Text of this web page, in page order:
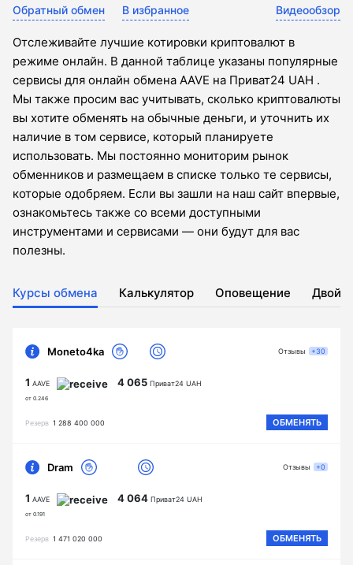
Обратный обмен В избранное Видеообзор
Отслеживайте лучшие котировки криптовалют в
режиме онлайн. В данной таблице указаны популярные
сервисы для онлайн обмена AAVE на Приват24 UAH .
Мы также просим вас учитывать, сколько криптовалюты
вы хотите обменять на обычные деньги, и уточнить их
наличие в том сервисе, который планируете
использовать. Мы постоянно мониторим рынок
обменников и размещаем в списке только те сервисы,
которые одобряем. Если вы зашли на наш сайт впервые,
ознакомьтесь также со всеми доступными
инструментами и сервисами — они будут для вас
полезны.
Курсы обмена Калькулятор Оповещение
Moneto4ka
1 AAVE
от 0.246
4 065 Приват24 UAH
Резерв 1 288 400 000 ОБМЕНЯТЬ
Отзывы +30
Dram
1 AAVE
от 0.191
4 064 Приват24 UAH
Резерв 1 471 020 000 ОБМЕНЯТЬ
Отзывы +0